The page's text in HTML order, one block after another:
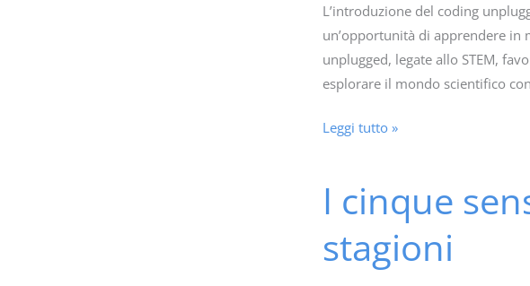
L’introduzione del coding
un’opportunità di apprendere in
unplugged, legate allo STEM,
esplorare il mondo scientifico
di
Scoperta
Leggi tutto »
I cinque
stagioni
cinque
sensi
dei